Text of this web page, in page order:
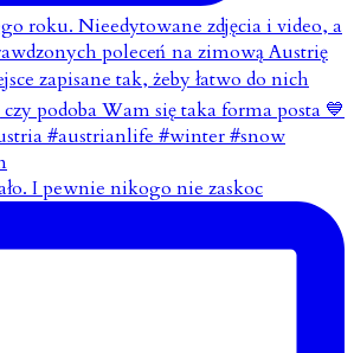
I pewnie nikogo nie zaskoc